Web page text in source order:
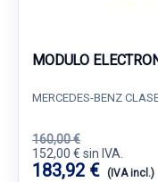
MODULO
MERCEDES-BENZ
160,00 €
152,00 € sin IVA.
183,92 € (IVA incl.)